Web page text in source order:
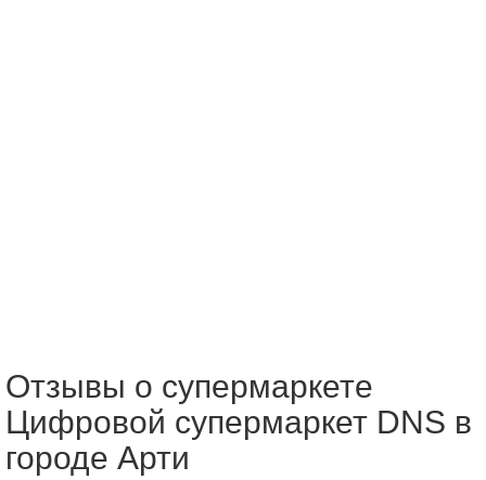
Отзывы о супермаркете
Цифровой супермаркет DNS в
городе Арти